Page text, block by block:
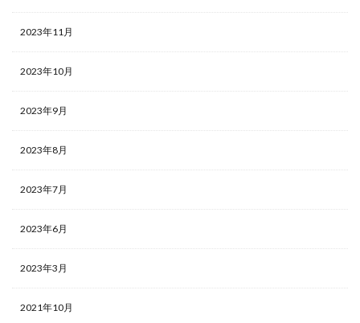
2023年11月
2023年10月
2023年9月
2023年8月
2023年7月
2023年6月
2023年3月
2021年10月